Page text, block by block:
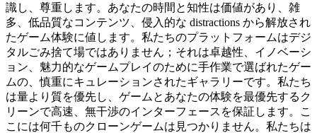
識し、尊重します。あなたの時間と知性は価値があり、雑
多、低品質なコンテンツ、侵入的な distractions から解放され
たゲーム体験に値します。私たちのプラットフォームはデジ
タルごみ捨て場ではありません；それは卓越性、イノベーシ
ョン、魅力的なゲームプレイのために手作業で選ばれたゲー
ムの、慎重にキュレーションされたギャラリーです。私たち
は量より質を優先し、ゲームとあなたの体験を最優先するク
リーンで高速、無干渉のインターフェースを保証します。こ
こには何千ものクローンゲームは見つかりません。私たちは